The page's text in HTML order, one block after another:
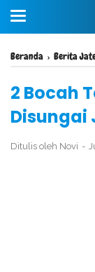
Beranda › Berita
2 Bocah
Disungai
Ditulis oleh Novi